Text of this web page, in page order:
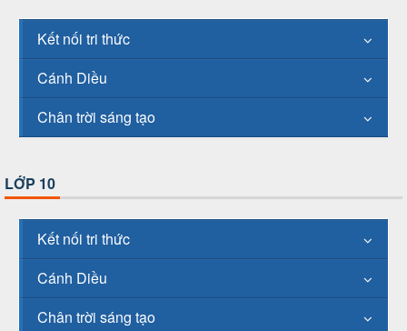
Kết nối tri thức
Cánh Diều
Chân trời sáng tạo
LỚP 10
Kết nối tri thức
Cánh Diều
Chân trời sáng tạo